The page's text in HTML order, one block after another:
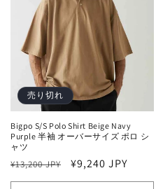
売り切れ
Bigpo S/S Polo Shirt Beige Navy
Purple 半袖 オーバーサイズ ポロ シ
ャツ
通
常
¥13,200 JPY
セ
ー
¥9,240 JPY